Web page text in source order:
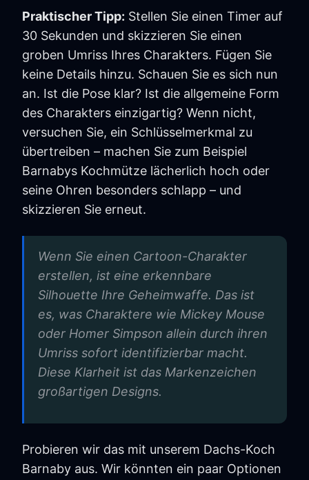
Praktischer Tipp: Stellen Sie einen Timer auf
30 Sekunden und skizzieren Sie einen
groben Umriss Ihres Charakters. Fügen Sie
keine Details hinzu. Schauen Sie es sich nun
an. Ist die Pose klar? Ist die allgemeine Form
des Charakters einzigartig? Wenn nicht,
versuchen Sie, ein Schlüsselmerkmal zu
übertreiben – machen Sie zum Beispiel
Barnabys Kochmütze lächerlich hoch oder
seine Ohren besonders schlapp – und
skizzieren Sie erneut.
Wenn Sie einen Cartoon-Charakter
erstellen, ist eine erkennbare
Silhouette Ihre Geheimwaffe. Das ist
es, was Charaktere wie Mickey Mouse
oder Homer Simpson allein durch ihren
Umriss sofort identifizierbar macht.
Diese Klarheit ist das Markenzeichen
großartigen Designs.
Probieren wir das mit unserem Dachs-Koch
Barnaby aus. Wir könnten ein paar Optionen